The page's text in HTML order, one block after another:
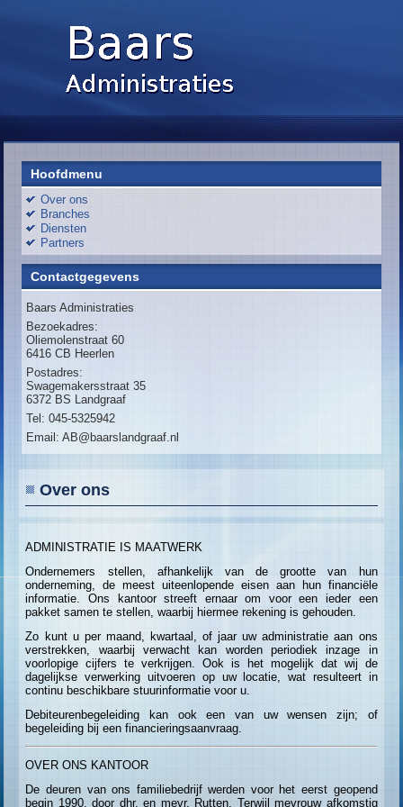
Hoofdmenu
Over ons
Branches
Diensten
Partners
Contactgegevens
Baars Administraties
Bezoekadres:
Oliemolenstraat 60
6416 CB Heerlen
Postadres:
Swagemakersstraat 35
6372 BS Landgraaf
Tel: 045-5325942
Email: AB@baarslandgraaf.nl
Over ons
ADMINISTRATIE IS MAATWERK
Ondernemers stellen, afhankelijk van de grootte van hun
onderneming, de meest uiteenlopende eisen aan hun financiële
informatie. Ons kantoor streeft ernaar om voor een ieder een
pakket samen te stellen, waarbij hiermee rekening is gehouden.
Zo kunt u per maand, kwartaal, of jaar uw administratie aan ons
verstrekken, waarbij verwacht kan worden periodiek inzage in
voorlopige cijfers te verkrijgen. Ook is het mogelijk dat wij de
dagelijkse verwerking uitvoeren op uw locatie, wat resulteert in
continu beschikbare stuurinformatie voor u.
Debiteurenbegeleiding kan ook een van uw wensen zijn; of
begeleiding bij een financieringsaanvraag.
OVER ONS KANTOOR
De deuren van ons familiebedrijf werden voor het eerst geopend
begin 1990, door dhr. en mevr. Rutten. Terwijl mevrouw afkomstig